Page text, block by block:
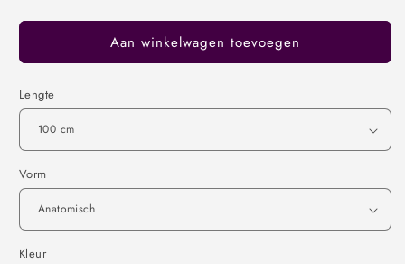
Aan winkelwagen toevoegen
Lengte
Vorm
Kleur